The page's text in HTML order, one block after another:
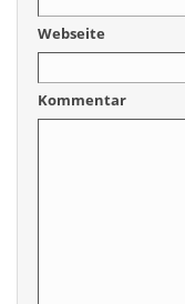
Webseite
Kommentar